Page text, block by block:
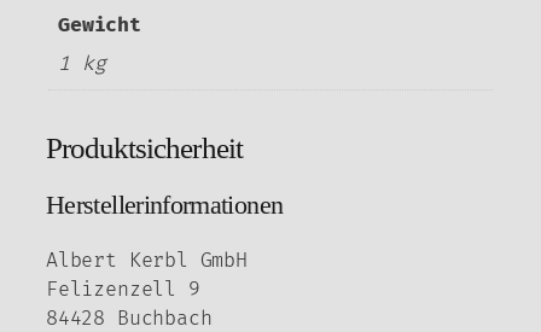
Gewicht
1 kg
Produktsicherheit
Herstellerinformationen
Albert Kerbl GmbH
Felizenzell 9
84428 Buchbach